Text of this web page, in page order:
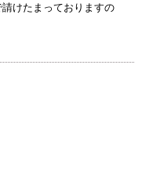
けたまっておりますの